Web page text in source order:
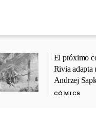
El próximo
Rivia adapta
Andrzej
CÓMICS